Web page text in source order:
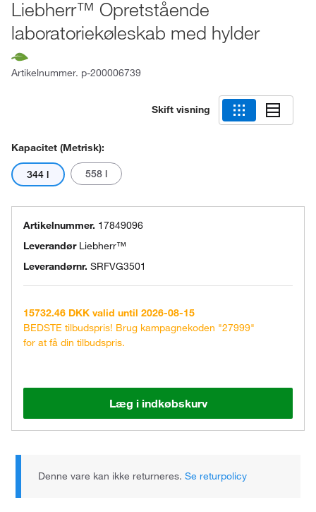
Liebherr™ Opretstående
laboratoriekøleskab med hylder
Artikelnummer. p-200006739
Skift visning
Kapacitet (metrisk):
344 l 558 l
Artikelnummer. 17849096
Leverandør Liebherr™
Leverandørnr. SRFVG3501
15732.46 DKK valid until 2026-08-15
BEDSTE tilbudspris! Brug kampagnekoden "27999"
for at få din tilbudspris.
Læg i indkøbskurv
Denne vare kan ikke returneres.Se returpolicy